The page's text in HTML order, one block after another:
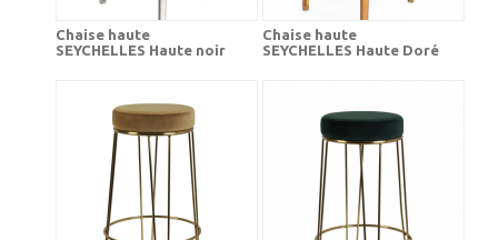
Chaise haute
SEYCHELLES Haute noir
Chaise haute
SEYCHELLES Haute Doré